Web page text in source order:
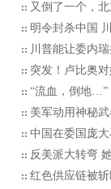
又倒了一个，
明令封杀中国
川普能让委内
突发！卢比奥
“流血，倒地…”
美军动用神秘
中国在委国庞
反美派大转弯
红色供应链被